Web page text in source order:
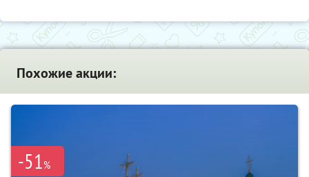
Похожие акции:
-51%